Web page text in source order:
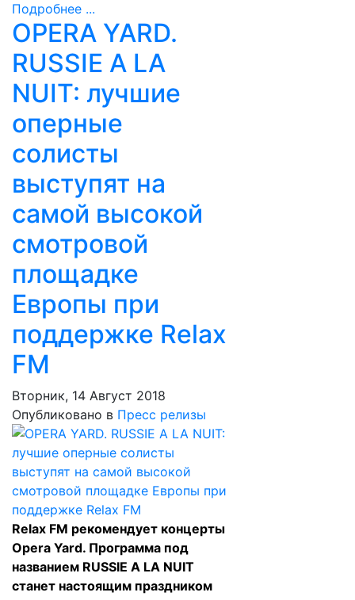
Подробнее ...
OPERA YARD.
RUSSIE A LA
NUIT: лучшие
оперные
солисты
выступят на
самой высокой
смотровой
площадке
Европы при
поддержке Relax
FM
Вторник, 14 Август 2018
Опубликовано в Пресс релизы
Relax FM рекомендует концерты
Opera Yard. Программа под
названием RUSSIE A LA NUIT
станет настоящим праздником